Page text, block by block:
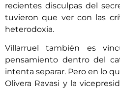
recientes disculpas del
tuvieron que ver con las
heterodoxia.
Villarruel también es
pensamiento dentro del
intenta separar. Pero en lo
Olivera Ravasi y la